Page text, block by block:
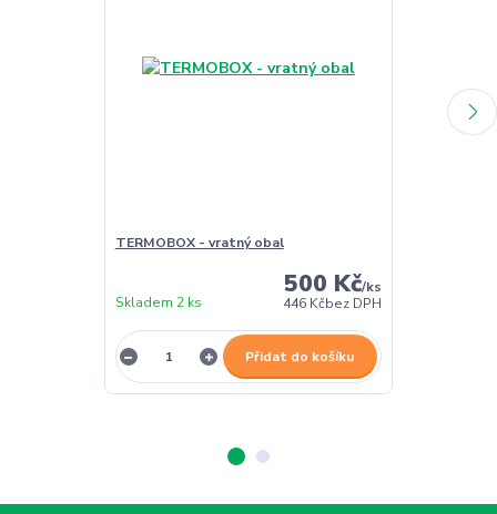
TERMOBOX - vratný obal
500 Kč/ks
446 Kčbez DPH
Skladem 2 ks
Přidat do košíku